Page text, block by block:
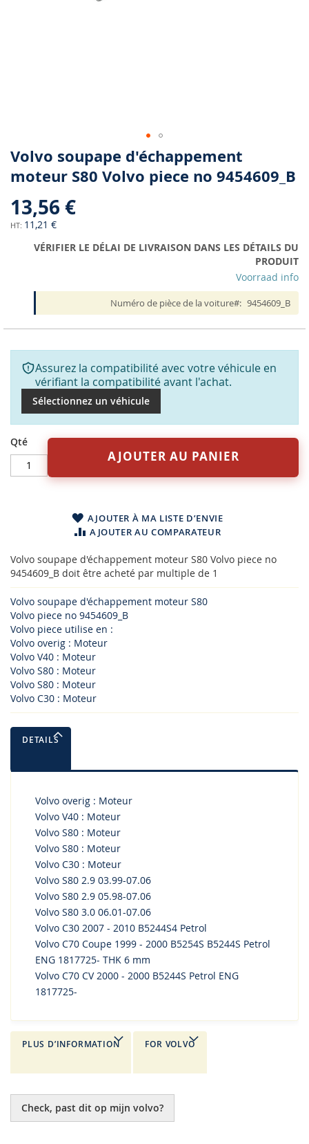
Skip
to
the
of
the
gallery
Volvo soupape d'échappement
moteur S80 Volvo piece no 9454609_B
13,56 €
11,21 €
VÉRIFIER LE DÉLAI DE LIVRAISON DANS LES DÉTAILS DU
PRODUIT
Voorraad info
Numéro de pièce de la voiture 9454609_B
Assurez la compatibilité avec votre véhicule en
vérifiant la compatibilité avant l'achat.
Sélectionnez un véhicule
Qté
AJOUTER AU PANIER
AJOUTER À MA LISTE D’ENVIE
AJOUTER AU COMPARATEUR
Volvo soupape d'échappement moteur S80 Volvo piece no
9454609_B doit être acheté par multiple de 1
Volvo soupape d'échappement moteur S80
Volvo piece no 9454609_B
Volvo piece utilise en :
Volvo overig : Moteur
Volvo V40 : Moteur
Volvo S80 : Moteur
Volvo S80 : Moteur
Volvo C30 : Moteur
DETAILS
Volvo overig : Moteur
Volvo V40 : Moteur
Volvo S80 : Moteur
Volvo S80 : Moteur
Volvo C30 : Moteur
Volvo S80 2.9 03.99-07.06
Volvo S80 2.9 05.98-07.06
Volvo S80 3.0 06.01-07.06
Volvo C30 2007 - 2010 B5244S4 Petrol
Volvo C70 Coupe 1999 - 2000 B5254S B5244S Petrol
ENG 1817725- THK 6 mm
Volvo C70 CV 2000 - 2000 B5244S Petrol ENG
1817725-
PLUS D’INFORMATION FOR VOLVO
Check, past dit op mijn volvo?